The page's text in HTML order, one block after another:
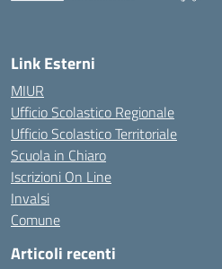
Link Esterni
MIUR
Ufficio Scolastico Regionale
Ufficio Scolastico Territoriale
Scuola in Chiaro
Iscrizioni On Line
Invalsi
Comune
Articoli recenti